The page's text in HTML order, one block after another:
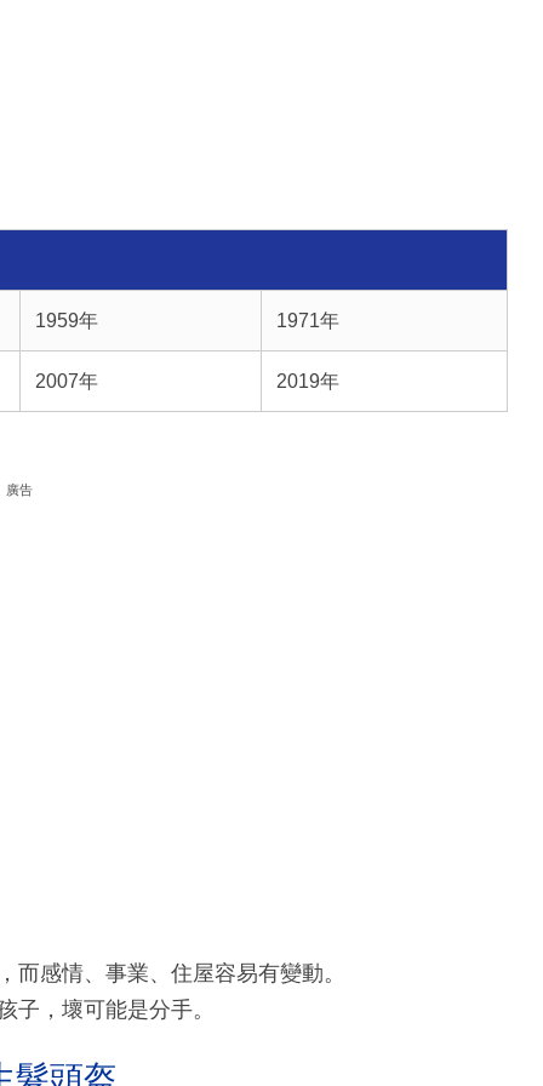
1959年 1971年
2007年 2019年
廣告
感情、事業、住屋容易有變動。
子，壞可能是分手。
髮頭盔